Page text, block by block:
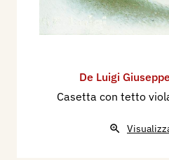
De Luigi
Casetta con tetto